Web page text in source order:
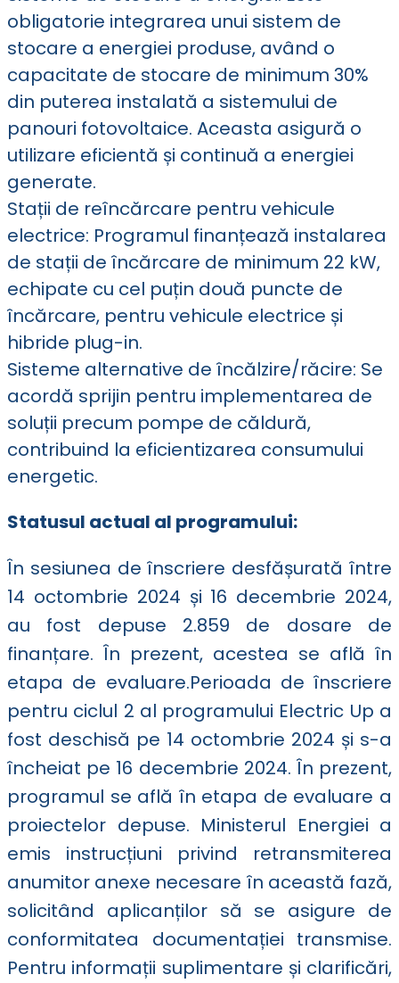
obligatorie integrarea unui sistem de
stocare a energiei produse, având o
capacitate de stocare de minimum 30%
din puterea instalată a sistemului de
panouri fotovoltaice. Aceasta asigură o
utilizare eficientă și continuă a energiei
generate.
Stații de reîncărcare pentru vehicule
electrice: Programul finanțează instalarea
de stații de încărcare de minimum 22 kW,
echipate cu cel puțin două puncte de
încărcare, pentru vehicule electrice și
hibride plug-in.
Sisteme alternative de încălzire/răcire: Se
acordă sprijin pentru implementarea de
soluții precum pompe de căldură,
contribuind la eficientizarea consumului
energetic.
Statusul actual al programului:
În sesiunea de înscriere desfășurată între
14 octombrie 2024 și 16 decembrie 2024,
au fost depuse 2.859 de dosare de
finanțare. În prezent, acestea se află în
etapa de evaluare.Perioada de înscriere
pentru ciclul 2 al programului Electric Up a
fost deschisă pe 14 octombrie 2024 și s-a
încheiat pe 16 decembrie 2024. În prezent,
programul se află în etapa de evaluare a
proiectelor depuse. Ministerul Energiei a
emis instrucțiuni privind retransmiterea
anumitor anexe necesare în această fază,
solicitând aplicanților să se asigure de
conformitatea documentației transmise.
Pentru informații suplimentare și clarificări,